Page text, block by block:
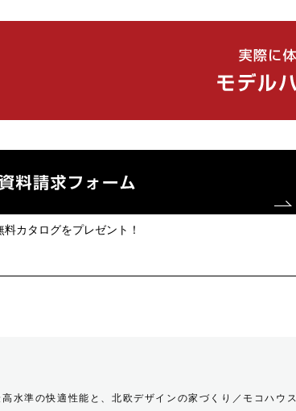
料カタログをプレゼント！
水準の快適性能と、北欧デザインの家づくり／モコハウス